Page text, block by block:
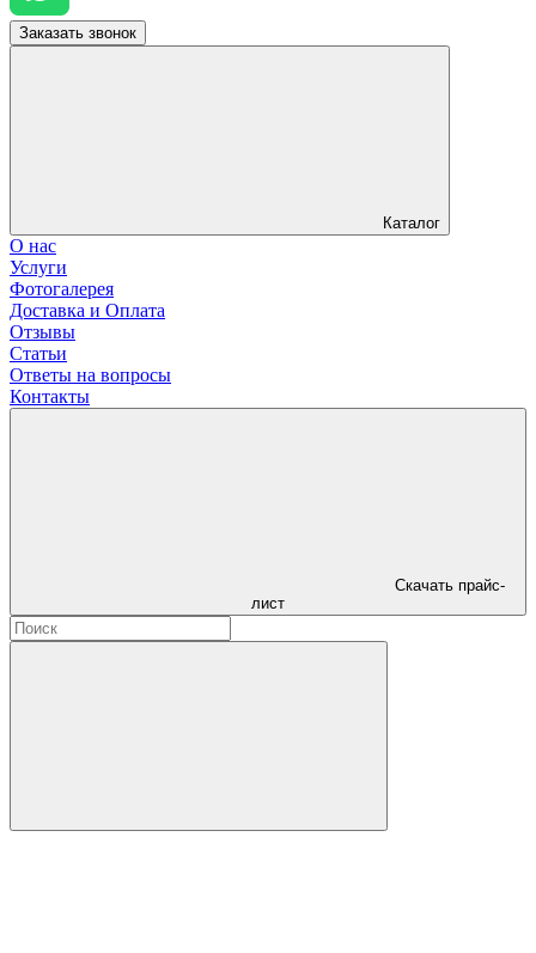
Заказать звонок
Каталог
О нас
Услуги
Фотогалерея
Доставка и Оплата
Отзывы
Статьи
Ответы на вопросы
Контакты
Скачать прайс-
лист